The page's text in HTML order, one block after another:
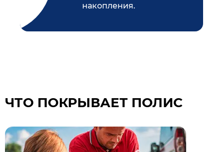
накопления.
ЧТО ПОКРЫВАЕТ ПОЛИС